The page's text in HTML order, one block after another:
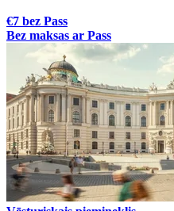
€7 bez Pass
Bez maksas ar Pass